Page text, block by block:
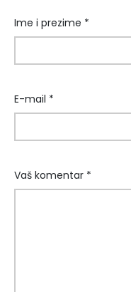
Ime i prezime *
E-mail *
Vaš komentar *